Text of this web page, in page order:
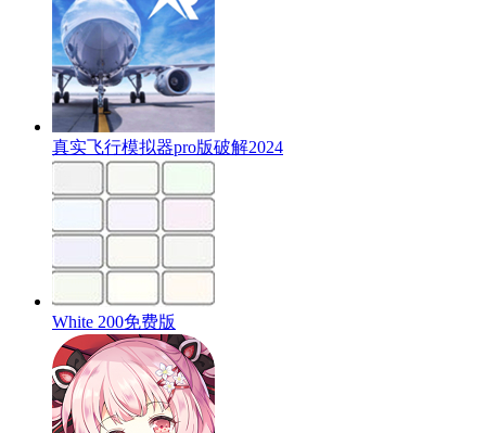
真实飞行模拟器pro版破解2024
White 200免费版